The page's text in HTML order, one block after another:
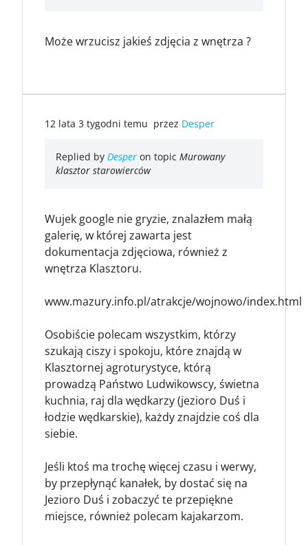
Może wrzucisz jakieś zdjęcia z wnętrza ?
12 lata 3 tygodni temu przez Desper
Replied by Desper on topic Murowany
klasztor starowierców
Wujek google nie gryzie, znalazłem małą
galerię, w której zawarta jest
dokumentacja zdjęciowa, również z
wnętrza Klasztoru.
www.mazury.info.pl/atrakcje/wojnowo/index.html
Osobiście polecam wszystkim, którzy
szukają ciszy i spokoju, które znajdą w
Klasztornej agroturystyce, którą
prowadzą Państwo Ludwikowscy, świetna
kuchnia, raj dla wędkarzy (jezioro Duś i
łodzie wędkarskie), każdy znajdzie coś dla
siebie.
Jeśli ktoś ma trochę więcej czasu i werwy,
by przepłynąć kanałek, by dostać się na
Jezioro Duś i zobaczyć te przepiękne
miejsce, również polecam kajakarzom.